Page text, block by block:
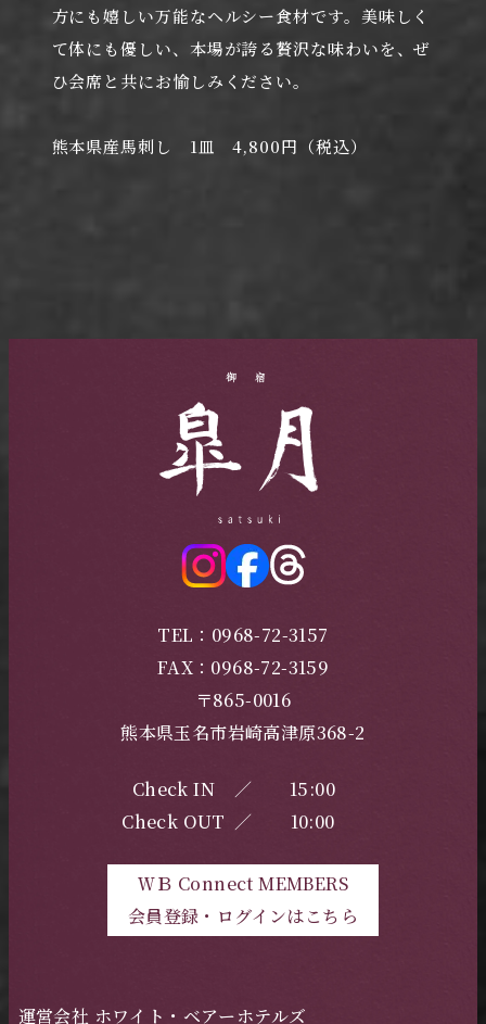
方にも嬉しい万能なヘルシー食材です。美味しく
て体にも優しい、本場が誇る贅沢な味わいを、ぜ
ひ会席と共にお愉しみください。
熊本県産馬刺し 1皿 4,800円（税込）
TEL：0968-72-3157
FAX：0968-72-3159
〒865-0016
熊本県玉名市岩崎高津原368-2
Check IN ／
15:00
Check OUT ／ 10:00
ＷＢ Connect MEMBERS
会員登録・ログインはこちら
運営会社 ホワイト・ベアーホテルズ